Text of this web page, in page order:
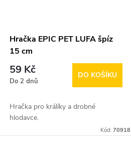
Hračka EPIC PET LUFA špíz
15 cm
59 Kč
Do 2 dnů
DO KOŠÍKU
Hračka pro králíky a drobné
hlodavce.
Kód:70918